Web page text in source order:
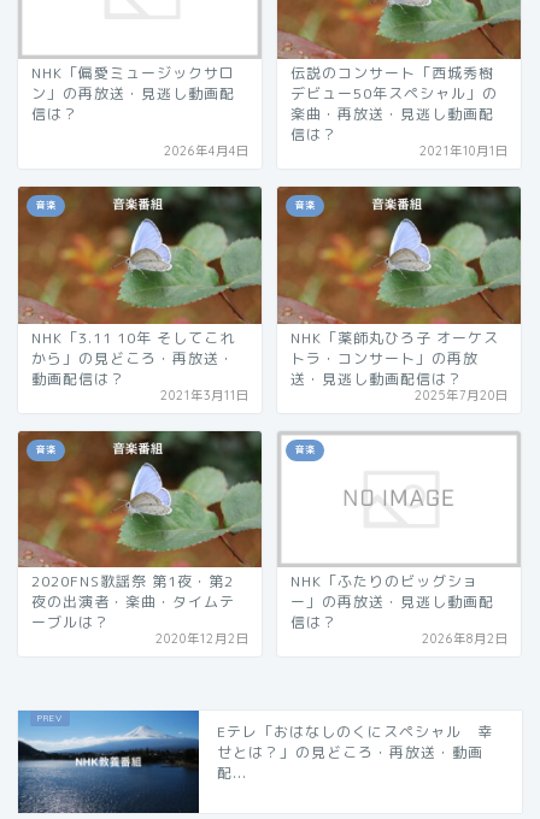
NHK「偏愛ミュージックサロ
ン」の再放送・見逃し動画配
信は？
2026年4月4日
伝説のコンサート「西城秀樹
デビュー50年スペシャル」の
楽曲・再放送・見逃し動画配
信は？
2021年10月1日
音楽
NHK「3.11 10年 そしてこれ
から」の見どころ・再放送・
動画配信は？
2021年3月11日
音楽
NHK「薬師丸ひろ子 オーケス
トラ・コンサート」の再放
送・見逃し動画配信は？
2025年7月20日
音楽
2020FNS歌謡祭 第1夜・第2
夜の出演者・楽曲・タイムテ
ーブルは？
2020年12月2日
音楽
NHK「ふたりのビッグショ
ー」の再放送・見逃し動画配
信は？
2026年8月2日
Eテレ「おはなしのくにスペシャル 幸
せとは？」の見どころ・再放送・動画
配...